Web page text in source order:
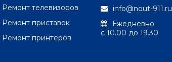
Ремонт телевизоров
Ремонт приставок
Ремонт принтеров
info@nout-911.ru
Ежедневно
c 10.00 до 19.30